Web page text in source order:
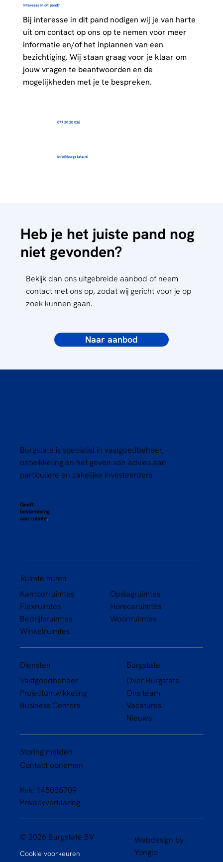
Interesse in dit pand?
Bij interesse in dit pand nodigen wij je van harte
uit om contact op ons op te nemen voor meer
informatie en/of het inplannen van een
bezichtiging. Wij staan graag voor je klaar om
jouw vragen te beantwoorden en de
mogelijkheden met je te bespreken.
077 30 20 026
info@burgstate.nl
Heb je het juiste pand nog
niet gevonden?
Bekijk dan ons uitgebreide aanbod of neem
contact met ons op, zodat wij gericht voor je op
zoek kunnen gaan.
Naar aanbod
Burgstate is specialist in vastgoedbeheer, -
ontwikkeling en het geven van advies aan
particuliere en zakelijke investeerders.
Geeft
bestemming
aan ruimte.
Ruimte huren
Kantoorruimtes
Flexruimtes
Bedrijfsruimtes
Winkelruimtes
Opslagruimtes
Horecaruimtes
Woonruimtes
Diensten
Vastgoedbeheer
Projectontwikkeling
Business Centers
Burgstate
Over Burgstate
Ons team
Vacatures
Nieuws
Storing melden
Contact opnemen
Kvk: 145085709
Privacyverklaring
© 2026 Burgstate BV
Cookie voorkeuren
Webdesign by
Yonglo